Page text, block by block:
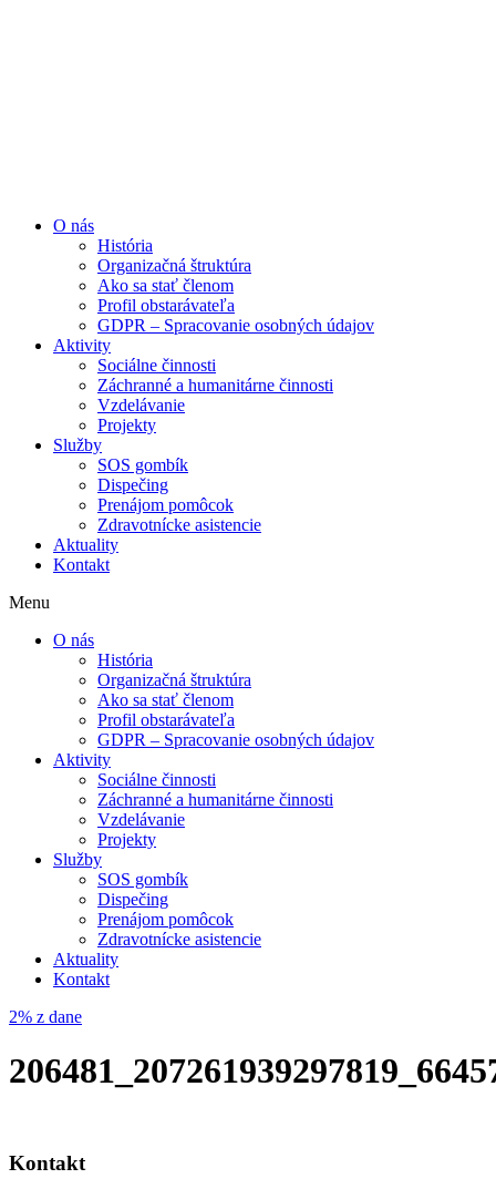
O nás
História
Organizačná štruktúra
Ako sa stať členom
Profil obstarávateľa
GDPR – Spracovanie osobných údajov
Aktivity
Sociálne činnosti
Záchranné a humanitárne činnosti
Vzdelávanie
Projekty
Služby
SOS gombík
Dispečing
Prenájom pomôcok
Zdravotnícke asistencie
Aktuality
Kontakt
Menu
O nás
História
Organizačná štruktúra
Ako sa stať členom
Profil obstarávateľa
GDPR – Spracovanie osobných údajov
Aktivity
Sociálne činnosti
Záchranné a humanitárne činnosti
Vzdelávanie
Projekty
Služby
SOS gombík
Dispečing
Prenájom pomôcok
Zdravotnícke asistencie
Aktuality
Kontakt
2% z dane
Kontakt